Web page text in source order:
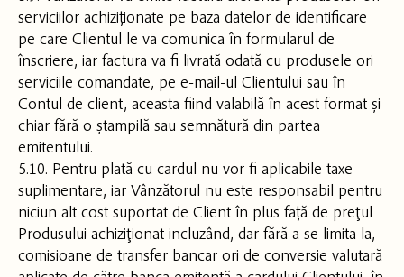
serviciilor achiziționate pe baza datelor de identificare
pe care Clientul le va comunica în formularul de
înscriere, iar factura va fi livrată odată cu produsele ori
serviciile comandate, pe e-mail-ul Clientului sau în
Contul de client, aceasta fiind valabilă în acest format și
chiar fără o ștampilă sau semnătură din partea
emitentului.
5.10. Pentru plată cu cardul nu vor fi aplicabile taxe
suplimentare, iar Vânzătorul nu este responsabil pentru
niciun alt cost suportat de Client în plus față de preţul
Produsului achiziţionat incluzând, dar fără a se limita la,
comisioane de transfer bancar ori de conversie valutară